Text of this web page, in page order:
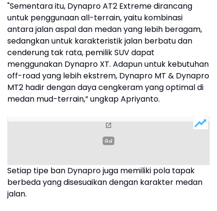
"Sementara itu, Dynapro AT2 Extreme dirancang
untuk penggunaan all-terrain, yaitu kombinasi
antara jalan aspal dan medan yang lebih beragam,
sedangkan untuk karakteristik jalan berbatu dan
cenderung tak rata, pemilik SUV dapat
menggunakan Dynapro XT. Adapun untuk kebutuhan
off-road yang lebih ekstrem, Dynapro MT & Dynapro
MT2 hadir dengan daya cengkeram yang optimal di
medan mud-terrain,” ungkap Apriyanto.
Setiap tipe ban Dynapro juga memiliki pola tapak
berbeda yang disesuaikan dengan karakter medan
jalan.